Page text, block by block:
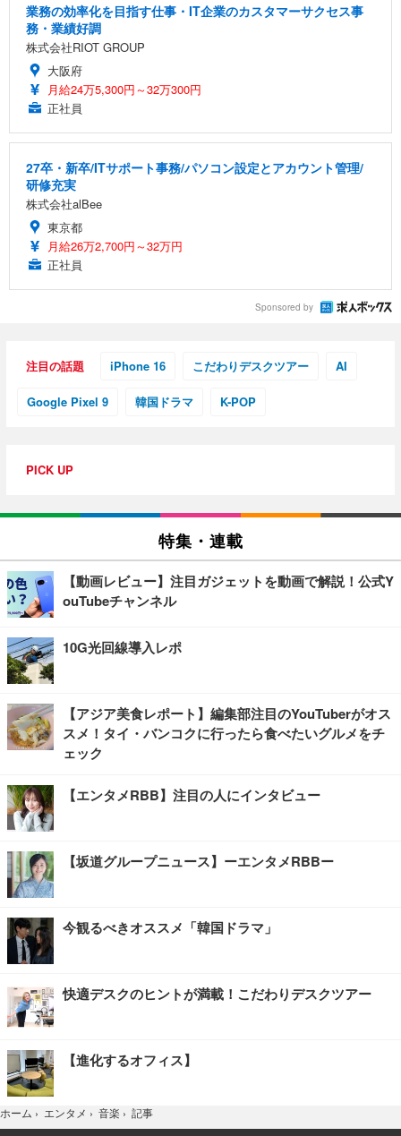
業務の効率化を目指す仕事・IT企業のカスタマーサクセス事
務・業績好調
株式会社RIOT GROUP
大阪府
月給24万5,300円～32万300円
正社員
27卒・新卒/ITサポート事務/パソコン設定とアカウント管理/
研修充実
株式会社alBee
東京都
月給26万2,700円～32万円
正社員
Sponsored by
注目の話題 iPhone 16 こだわりデスクツアー AI
Google Pixel 9 韓国ドラマ K-POP
PICK UP
特集・連載
【動画レビュー】注目ガジェットを動画で解説！公式Y
ouTubeチャンネル
10G光回線導入レポ
【アジア美食レポート】編集部注目のYouTuberがオス
スメ！タイ・バンコクに行ったら食べたいグルメをチ
ェック
【エンタメRBB】注目の人にインタビュー
【坂道グループニュース】ーエンタメRBBー
今観るべきオススメ「韓国ドラマ」
快適デスクのヒントが満載！こだわりデスクツアー
【進化するオフィス】
ホーム › エンタメ › 音楽 › 記事